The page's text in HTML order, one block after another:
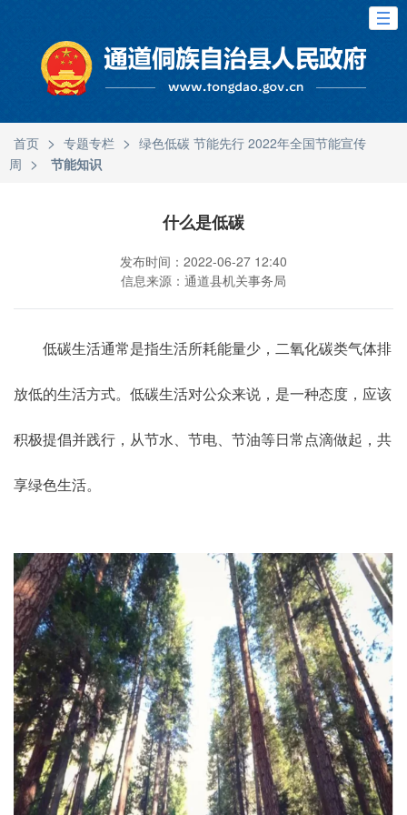
首页 > 专题专栏 > 绿色低碳 节能先行 2022年全国节能宣传
周 > 节能知识
什么是低碳
发布时间：2022-06-27 12:40
信息来源：通道县机关事务局
低碳生活通常是指生活所耗能量少，二氧化碳类气体排
放低的生活方式。低碳生活对公众来说，是一种态度，应该
积极提倡并践行，从节水、节电、节油等日常点滴做起，共
享绿色生活。